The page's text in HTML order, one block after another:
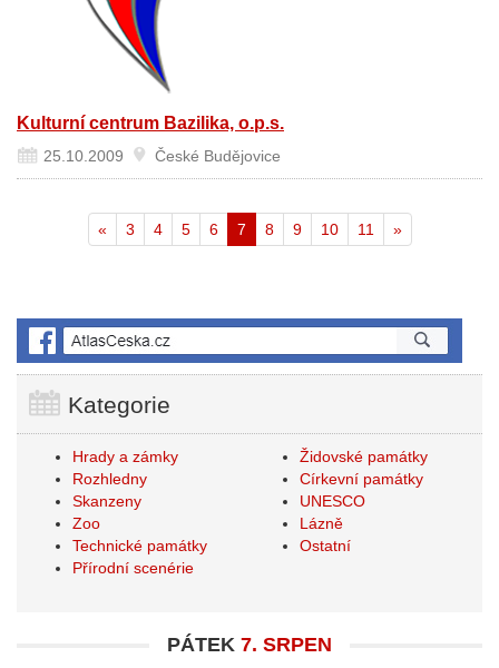
Kulturní centrum Bazilika, o.p.s.
25.10.2009 České Budějovice
« 3 4 5 6 7Aktuální
stránka
8 9 10 11 »
Kategorie
Hrady a zámky
Rozhledny
Skanzeny
Zoo
Technické památky
Přírodní scenérie
Židovské památky
Církevní památky
UNESCO
Lázně
Ostatní
PÁTEK 7. SRPEN